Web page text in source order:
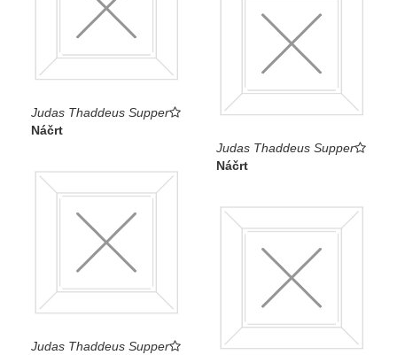
Judas Thaddeus Supper
Náčrt
Judas Thaddeus Supper
Náčrt
Judas Thaddeus Supper